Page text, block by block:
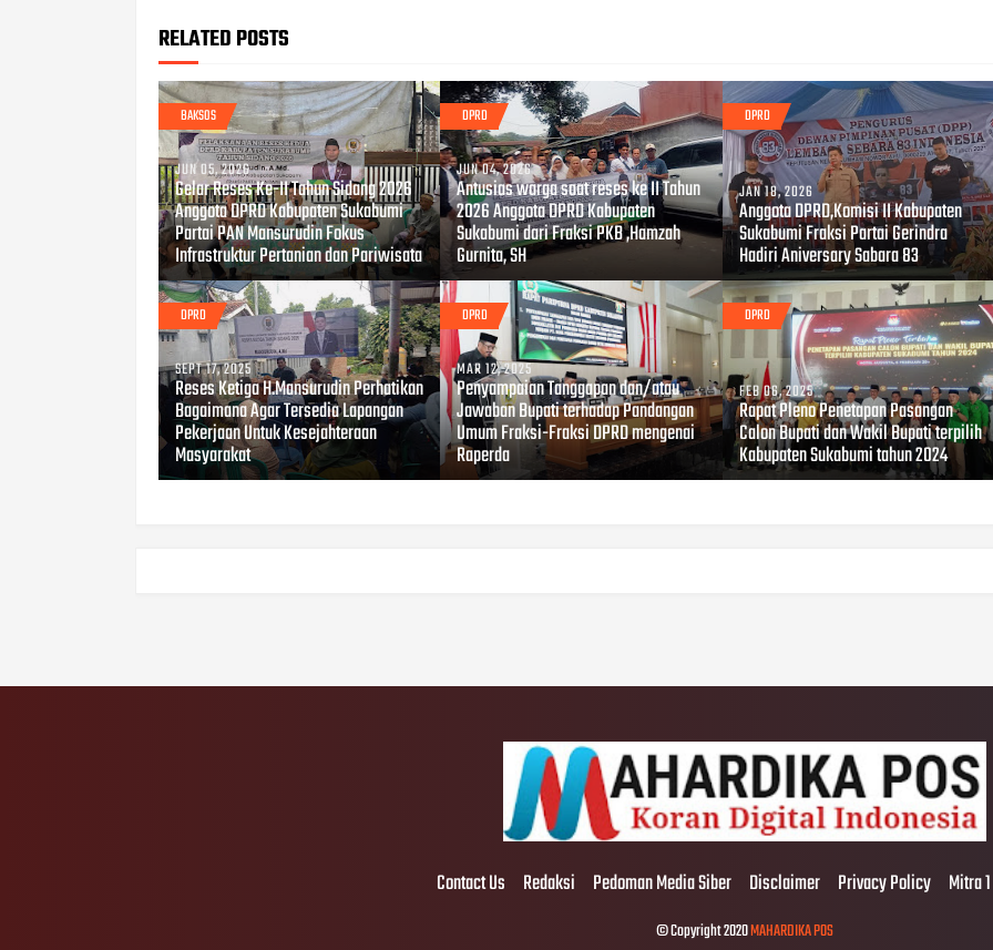
RELATED POSTS
BAKSOS
JUN 05, 2026
Gelar Reses Ke-II Tahun Sidang 2026
Anggota DPRD Kabupaten Sukabumi
Partai PAN Mansurudin Fokus
Infrastruktur Pertanian dan Pariwisata
DPRD
JUN 04, 2026
Antusias warga saat reses ke II Tahun
2026 Anggota DPRD Kabupaten
Sukabumi dari Fraksi PKB ,Hamzah
Gurnita, SH
DPRD
JAN 18, 2026
Anggota DPRD,Komisi II Kabupaten
Sukabumi Fraksi Partai Gerindra
Hadiri Aniversary Sabara 83
DPRD
SEPT 17, 2025
Reses Ketiga H.Mansurudin Perhatikan
Bagaimana Agar Tersedia Lapangan
Pekerjaan Untuk Kesejahteraan
Masyarakat
DPRD
MAR 12, 2025
Penyampaian Tanggapan dan/atau
Jawaban Bupati terhadap Pandangan
Umum Fraksi-Fraksi DPRD mengenai
Raperda
DPRD
FEB 06, 2025
Rapat Pleno Penetapan Pasangan
Calon Bupati dan Wakil Bupati terpilih
Kabupaten Sukabumi tahun 2024
Contact Us Redaksi Pedoman Media Siber Disclaimer Privacy Policy Mitra 1
© Copyright 2020MAHARDIKA POS